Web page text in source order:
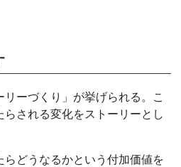
ーづくり」が挙げられる。こ
される変化をストーリーとし
どうなるかという付加価値を